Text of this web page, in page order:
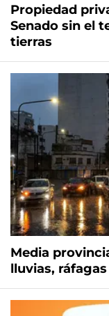
Propiedad
Senado sin el
tierras
Media
lluvias,